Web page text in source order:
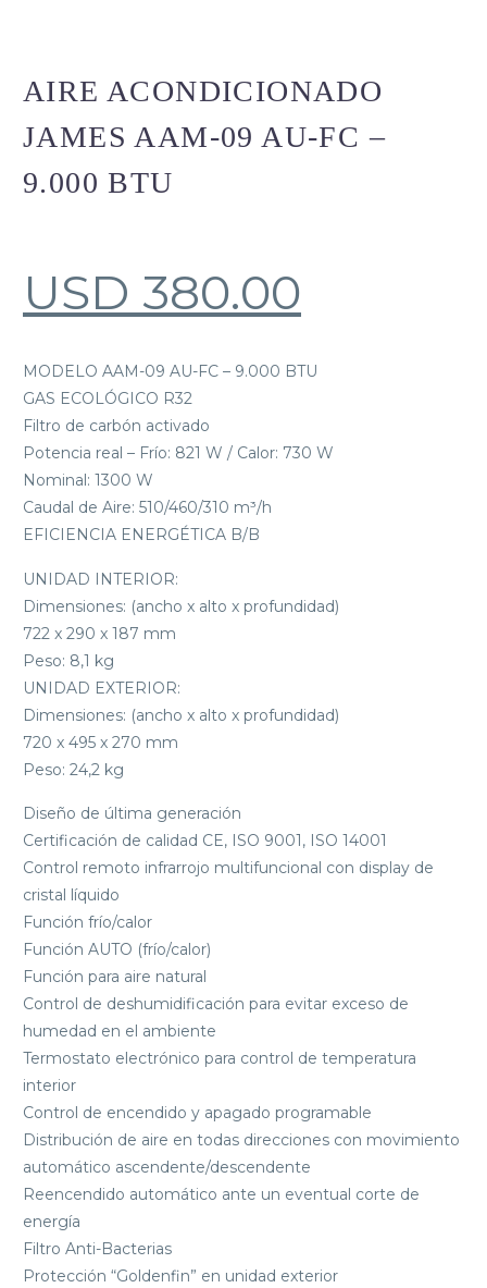
AIRE ACONDICIONADO
JAMES AAM-09 AU-FC –
9.000 BTU
USD 380.00
MODELO AAM-09 AU-FC – 9.000 BTU
GAS ECOLÓGICO R32
Filtro de carbón activado
Potencia real – Frío: 821 W / Calor: 730 W
Nominal: 1300 W
Caudal de Aire: 510/460/310 m³/h
EFICIENCIA ENERGÉTICA B/B
UNIDAD INTERIOR:
Dimensiones: (ancho x alto x profundidad)
722 x 290 x 187 mm
Peso: 8,1 kg
UNIDAD EXTERIOR:
Dimensiones: (ancho x alto x profundidad)
720 x 495 x 270 mm
Peso: 24,2 kg
Diseño de última generación
Certificación de calidad CE, ISO 9001, ISO 14001
Control remoto infrarrojo multifuncional con display de
cristal líquido
Función frío/calor
Función AUTO (frío/calor)
Función para aire natural
Control de deshumidificación para evitar exceso de
humedad en el ambiente
Termostato electrónico para control de temperatura
interior
Control de encendido y apagado programable
Distribución de aire en todas direcciones con movimiento
automático ascendente/descendente
Reencendido automático ante un eventual corte de
energía
Filtro Anti-Bacterias
Protección “Goldenfin” en unidad exterior